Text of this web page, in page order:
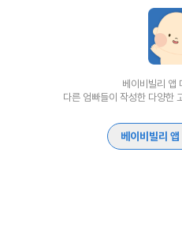
베이비빌리 앱
다른 엄빠들이 작성한 다양한
베이비빌리 앱